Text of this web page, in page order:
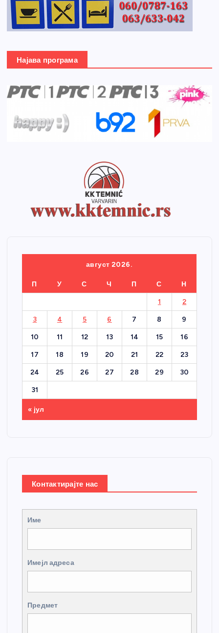
Најава програма
август 2026.
П У С Ч П С Н
1 2
3 4 5 6 7 8 9
10 11 12 13 14 15 16
17 18 19 20 21 22 23
24 25 26 27 28 29 30
31
« јул
Контактирајте нас
Име
Имејл адреса
Предмет